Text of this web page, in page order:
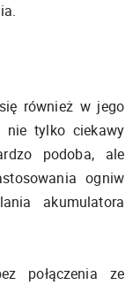
również w jego
tylko ciekawy
podoba, ale
ogniw
akumulatora
połączenia ze